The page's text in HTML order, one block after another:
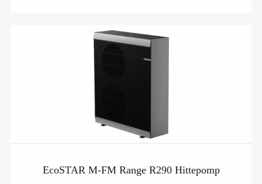
EcoSTAR M-FM Range R290 Hittepomp